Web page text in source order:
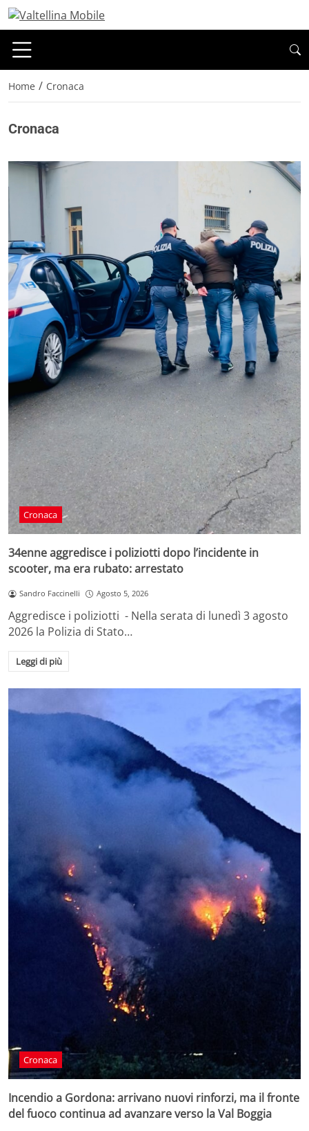
Home / Cronaca
Cronaca
Cronaca
34enne aggredisce i poliziotti dopo l’incidente in
scooter, ma era rubato: arrestato
Sandro Faccinelli Agosto 5, 2026
Aggredisce i poliziotti - Nella serata di lunedì 3 agosto
2026 la Polizia di Stato…
Leggi di più
Cronaca
Incendio a Gordona: arrivano nuovi rinforzi, ma il fronte
del fuoco continua ad avanzare verso la Val Boggia